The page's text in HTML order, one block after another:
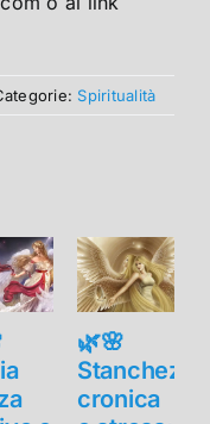
Spiritualità
🌿🌸
Stanchezza
cronica